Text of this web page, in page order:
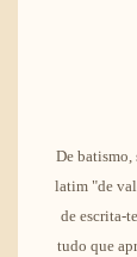
De
latim "de
de escrita-
tudo que